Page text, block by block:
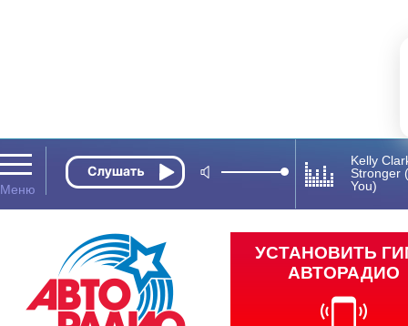
Kelly
Stronger
You)
УСТАНОВИТЬ
АВТОРАДИО